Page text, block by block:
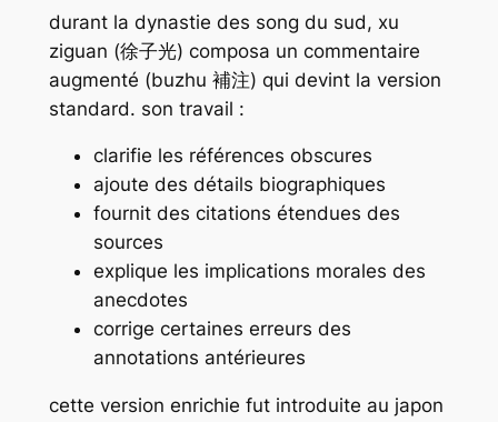
durant la dynastie des song du sud, xu
ziguan (徐子光) composa un commentaire
augmenté (buzhu 補注) qui devint la version
standard. son travail :
clarifie les références obscures
ajoute des détails biographiques
fournit des citations étendues des
sources
explique les implications morales des
anecdotes
corrige certaines erreurs des
annotations antérieures
cette version enrichie fut introduite au japon